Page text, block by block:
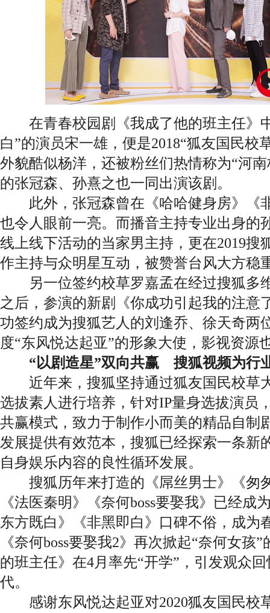
在青春校园剧《我成了他的班主任》
白”的演员宋一雄，便是2018“狐友国民校
外貌酷似杨洋 ，还被粉丝们热情称为“河南
的张冠森、孙熹之也一同出演该剧。
此外，张冠森曾在《哈哈健身房》《
也令人眼前一亮。而播音主持专业出身的
线上线下活动的当家男主持，更在2019搜
作主持与众明星互动，被赞誉台风大方稳
另一位签约校草罗嘉孟在经过搜狐多
之后，参演的新剧《你成功引起我的注意
功签约成为搜狐艺人的刘逢乔、徐天奇两
度“东风悦达起亚”的形象大使，影视资源
“以剧造星”双向共赢 搜狐视频为行
近年来，搜狐坚持通过狐友国民校草
选拔素人进行培养，针对IP量身选拔演员
共赢模式，致力于制作小而美的精品自制
发展提供有效范本，搜狐已经探索一条新
自身娱乐内容的良性循环发展。
搜狐历年来打造的《屌丝男士》《匆
《法医秦明》《奈何boss要娶我》已经成
东方既白》《非黑即白》口碑不俗，成为
《奈何boss要娶我2》再次掀起“奈何女孩
的班主任》在4月率先“开学”，引发观众
代。
感谢东风悦达起亚对2020狐友国民校